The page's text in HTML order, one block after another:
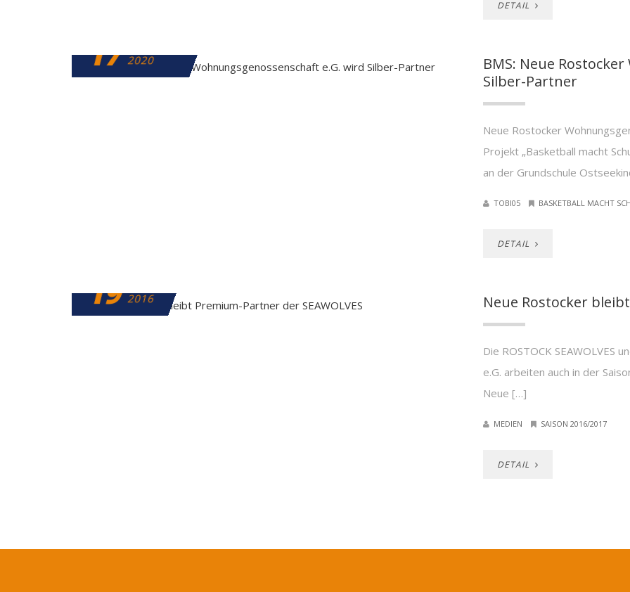
DETAIL
17 2020
BMS: Neue
Silber-Partner
Neue Rostocker
Projekt „Basketball macht
an der Grundschule
TOBI05 BASKETBALL MACHT
DETAIL
19 2016
Neue Rostocker
Die ROSTOCK SEAWOLVES
e.G. arbeiten auch in der
Neue […]
MEDIEN SAISON 2016/2017
DETAIL